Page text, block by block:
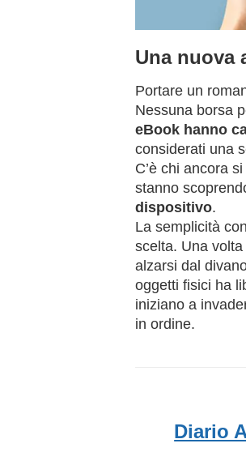
Una nuova
Portare un
Nessuna borsa
eBook hanno
considerati una
C’è chi ancora
stanno
dispositivo.
La semplicità
scelta. Una
alzarsi dal
oggetti fisici ha
iniziano a
in ordine.
Diario